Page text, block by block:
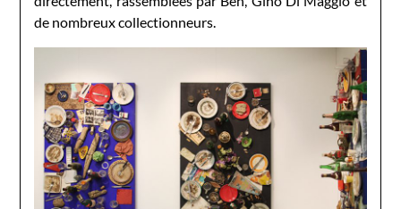
de nombreux collectionneurs.